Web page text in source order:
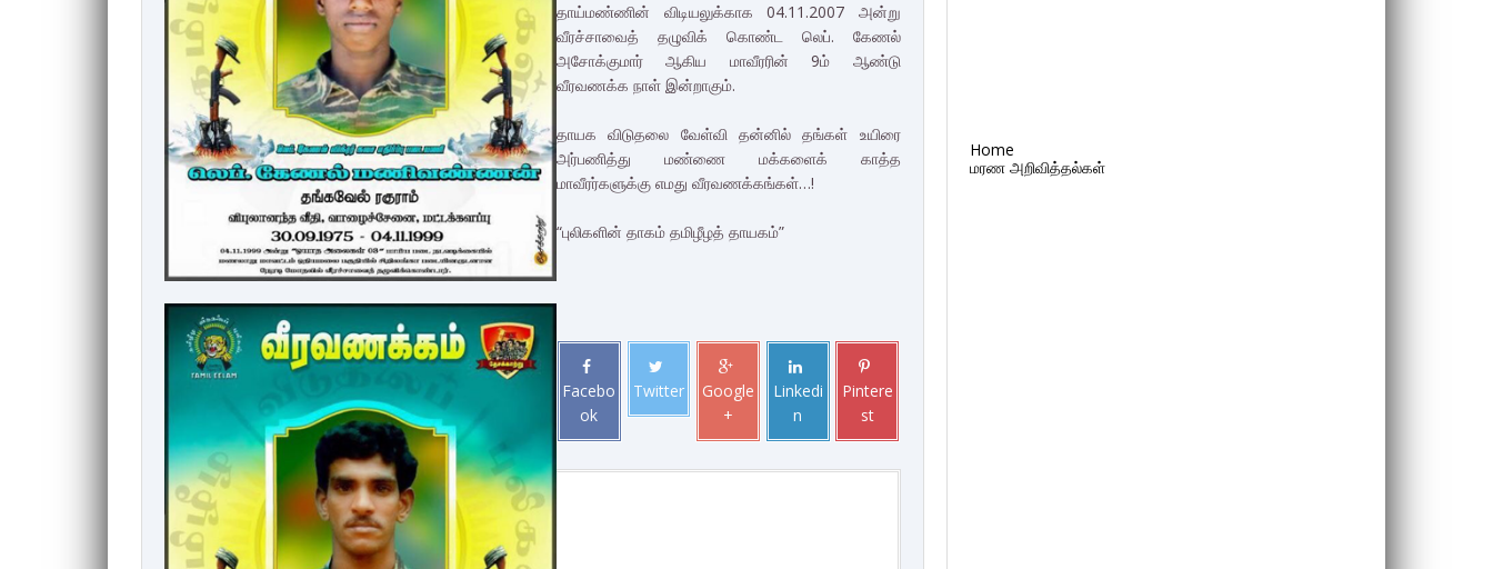
தாய்மண்ணின் விடியலுக்காக 04.11.2007 அன்று
வீரச்சாவைத் தழுவிக் கொண்ட லெப். கேணல்
அசோக்குமார் ஆகிய மாவீரரின் 9ம் ஆண்டு
வீரவணக்க நாள் இன்றாகும்.
தாயக விடுதலை வேள்வி தன்னில் தங்கள் உயிரை
அர்பணித்து மண்ணை மக்களைக் காத்த
மாவீரர்களுக்கு எமது வீரவணக்கங்கள்…!
“புலிகளின் தாகம் தமிழீழத் தாயகம்”
Facebo
ok
Twitter
Google
+
Linkedi
n
Pintere
st
Home
மரண அறிவித்தல்கள்